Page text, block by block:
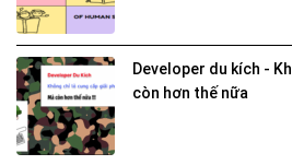
Developer du kích -
còn hơn thế nữa